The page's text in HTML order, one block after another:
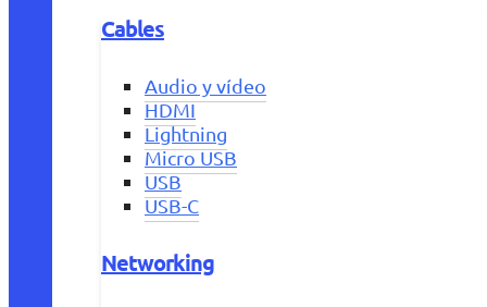
Cables
Audio y vídeo
HDMI
Lightning
Micro USB
USB
USB-C
Networking